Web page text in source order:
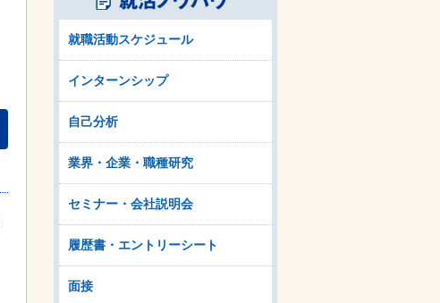
就職活動スケジュール
インターンシップ
自己分析
業界・企業・職種研究
セミナー・会社説明会
履歴書・エントリーシート
面接